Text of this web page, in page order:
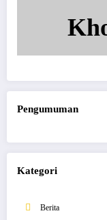
Pengumuman
Kategori
Berita